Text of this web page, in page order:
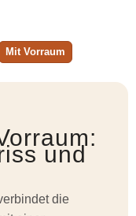
Mit Vorraum
und
die